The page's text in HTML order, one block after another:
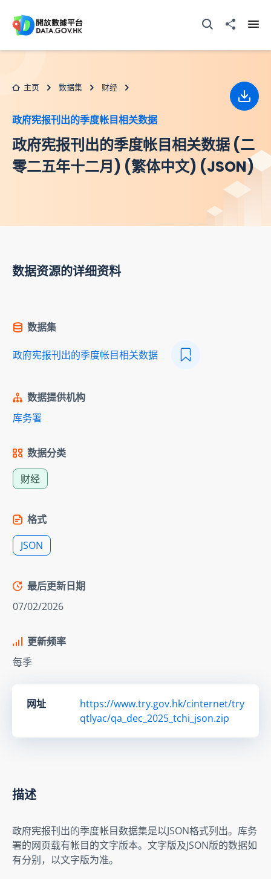
打开搜寻器分享至
主页 数据集 财经
政府宪报刊出的季度帐目相关数据
政府宪报刊出的季度帐目相关数据 (二
零二五年十二月) (繁体中文) (JSON)
下载
数据资源的详细资料
数据集
政府宪报刊出的季度帐目相关数据
数据提供机构
库务署
数据分类
财经
格式
JSON
最后更新日期
07/02/2026
更新频率
每季
网址
https://www.try.gov.hk/cinternet/try
qtlyac/qa_dec_2025_tchi_json.zip
描述
政府宪报刊出的季度帐目数据集是以JSON格式列出。库务
署的网页载有帐目的文字版本。文字版及JSON版的数据如
有分别，以文字版为准。